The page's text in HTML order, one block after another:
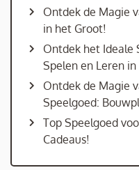
Ontdek de Magie
in het Groot!
Ontdek het Ideale
Spelen en Leren
Ontdek de Magie
Speelgoed:
Top Speelgoed
Cadeaus!